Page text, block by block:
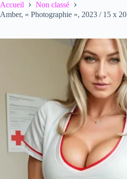
Accueil
Non classé
Amber, « Photographie », 2023 / 15 x 20